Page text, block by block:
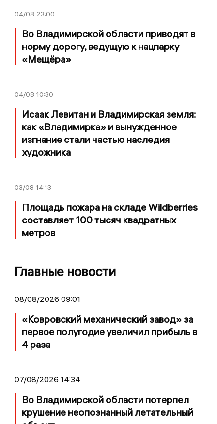
04/08 23:00
Во Владимирской области приводят в
норму дорогу, ведущую к нацпарку
«Мещёра»
04/08 10:30
Исаак Левитан и Владимирская земля:
как «Владимирка» и вынужденное
изгнание стали частью наследия
художника
03/08 14:13
Площадь пожара на складе Wildberries
составляет 100 тысяч квадратных
метров
Главные новости
08/08/2026 09:01
«Ковровский механический завод» за
первое полугодие увеличил прибыль в
4 раза
07/08/2026 14:34
Во Владимирской области потерпел
крушение неопознанный летательный